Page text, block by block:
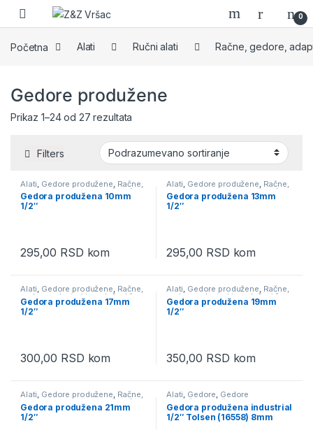
Skip to navigation
Skip to content
0
Početna Alati Ručni alati Račne, gedore,
Gedore produžene
Prikaz 1–24 od 27 rezultata
Filters
Alati Gedore produžene Račne,
gedore, adapteri i produžeci (
nastavci ),Ručni alati
Gedora produžena 10mm
1/2″
295,00 RSD kom
Alati Gedore produžene Račne,
gedore, adapteri i produžeci (
nastavci ),Ručni alati
Gedora produžena 13mm
1/2″
295,00 RSD kom
Alati, Gedore produžene, Račne,
gedore, adapteri i produžeci (
nastavci ),Ručni alati
Gedora produžena 17mm
1/2″
300,00 RSD kom
Alati, Gedore produžene, Račne,
gedore, adapteri i produžeci (
nastavci ),Ručni alati
Gedora produžena 19mm
1/2″
350,00 RSD kom
Alati, Gedore produžene, Račne,
gedore, adapteri i produžeci (
nastavci ),Ručni alati
Gedora produžena 21mm
1/2″
Alati, Gedore, Gedore
produžene Račne, gedore,
adapteri i produžeci ( nastavci ),
Ručni alati
Gedora produžena industrial
1/2″ Tolsen (16558) 8mm